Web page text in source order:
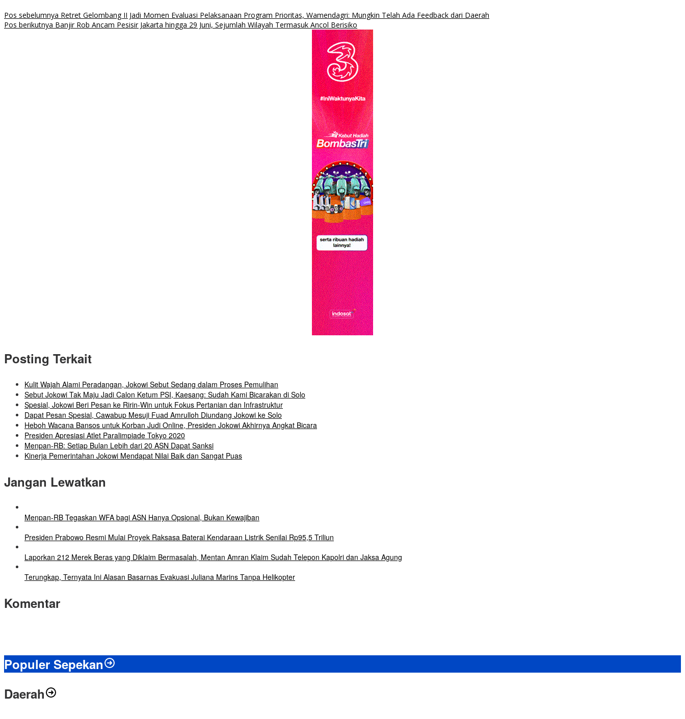
Pos sebelumnya Retret Gelombang II Jadi Momen Evaluasi Pelaksanaan Program Prioritas, Wamendagri: Mungkin Telah Ada Feedback dari Daerah
Pos berikutnya Banjir Rob Ancam Pesisir Jakarta hingga 29 Juni, Sejumlah Wilayah Termasuk Ancol Berisiko
Posting Terkait
Kulit Wajah Alami Peradangan, Jokowi Sebut Sedang dalam Proses Pemulihan
Sebut Jokowi Tak Maju Jadi Calon Ketum PSI, Kaesang: Sudah Kami Bicarakan di Solo
Spesial, Jokowi Beri Pesan ke Ririn-Win untuk Fokus Pertanian dan Infrastruktur
Dapat Pesan Spesial, Cawabup Mesuji Fuad Amrulloh Diundang Jokowi ke Solo
Heboh Wacana Bansos untuk Korban Judi Online, Presiden Jokowi Akhirnya Angkat Bicara
Presiden Apresiasi Atlet Paralimpiade Tokyo 2020
Menpan-RB: Setiap Bulan Lebih dari 20 ASN Dapat Sanksi
Kinerja Pemerintahan Jokowi Mendapat Nilai Baik dan Sangat Puas
Jangan Lewatkan
Menpan-RB Tegaskan WFA bagi ASN Hanya Opsional, Bukan Kewajiban
Presiden Prabowo Resmi Mulai Proyek Raksasa Baterai Kendaraan Listrik Senilai Rp95,5 Triliun
Laporkan 212 Merek Beras yang Diklaim Bermasalah, Mentan Amran Klaim Sudah Telepon Kapolri dan Jaksa Agung
Terungkap, Ternyata Ini Alasan Basarnas Evakuasi Juliana Marins Tanpa Helikopter
Komentar
Populer Sepekan
Daerah